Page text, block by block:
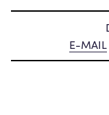
E-MAIL